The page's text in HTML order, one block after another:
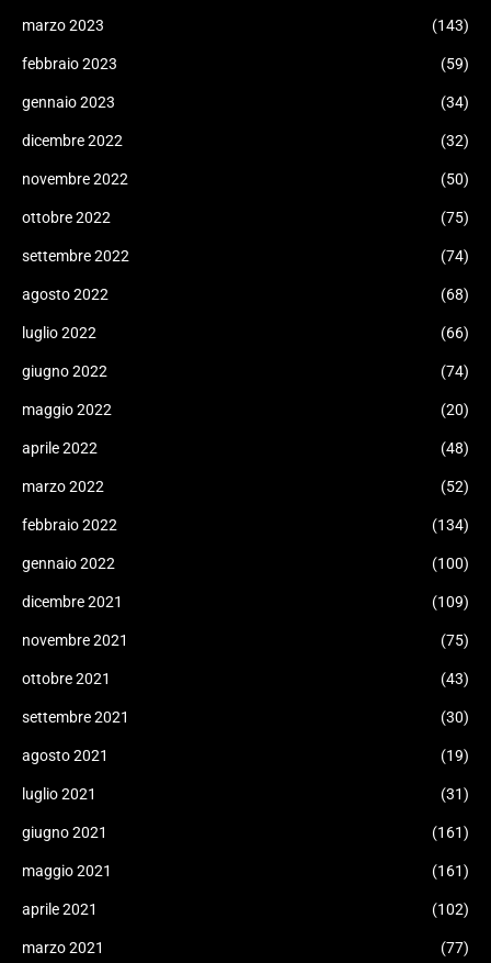
marzo 2023 (143)
febbraio 2023 (59)
gennaio 2023 (34)
dicembre 2022 (32)
novembre 2022 (50)
ottobre 2022 (75)
settembre 2022 (74)
agosto 2022 (68)
luglio 2022 (66)
giugno 2022 (74)
maggio 2022 (20)
aprile 2022 (48)
marzo 2022 (52)
febbraio 2022 (134)
gennaio 2022 (100)
dicembre 2021 (109)
novembre 2021 (75)
ottobre 2021 (43)
settembre 2021 (30)
agosto 2021 (19)
luglio 2021 (31)
giugno 2021 (161)
maggio 2021 (161)
aprile 2021 (102)
marzo 2021 (77)